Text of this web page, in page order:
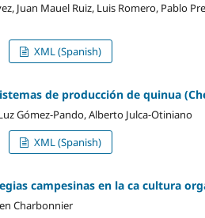
Juan Mauel Ruiz, Luis Romero, Pablo
XML (Spanish)
de producción de quinua
Gómez-Pando, Alberto Julca-Otiniano
XML (Spanish)
campesinas en la ca cultura
Charbonnier